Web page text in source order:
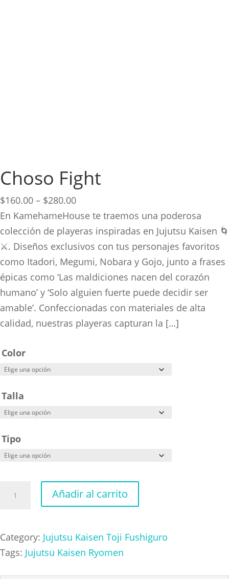
Choso Fight
$160.00 – $280.00Price
range:
$160.00
through
$280.00
En KamehameHouse te traemos una poderosa
colección de playeras inspiradas en Jujutsu Kaisen 🌀
⚔️. Diseños exclusivos con tus personajes favoritos
como Itadori, Megumi, Nobara y Gojo, junto a frases
épicas como ‘Las maldiciones nacen del corazón
humano’ y ‘Solo alguien fuerte puede decidir ser
amable’. Confeccionadas con materiales de alta
calidad, nuestras playeras capturan la […]
Color
Talla
Tipo
Añadir al carrito
Category: Jujutsu Kaisen Toji Fushiguro
Tags: Jujutsu Kaisen Ryomen